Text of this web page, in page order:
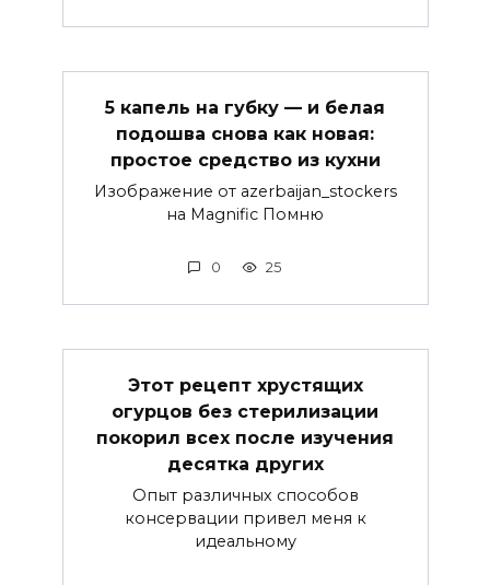
5 капель на губку — и белая
подошва снова как новая:
простое средство из кухни
Изображение от azerbaijan_stockers
на Magnific Помню
0 25
Этот рецепт хрустящих
огурцов без стерилизации
покорил всех после изучения
десятка других
Опыт различных способов
консервации привел меня к
идеальному